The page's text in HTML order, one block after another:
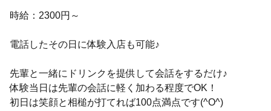
時給：2300円～
電話したその日に体験入店も可能♪
先輩と一緒にドリンクを提供して会話をするだけ♪
体験当日は先輩の会話に軽く加わる程度でOK！
初日は笑顔と相槌が打てれば100点満点です(^O^)